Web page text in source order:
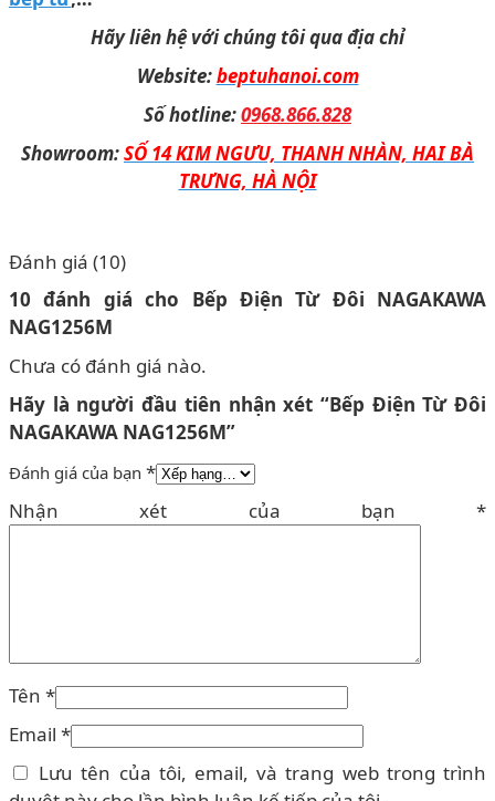
Hãy liên hệ với chúng tôi qua địa chỉ
Website:beptuhanoi.com
Số hotline:0968.866.828
Showroom:SỐ 14 KIM NGƯU, THANH NHÀN, HAI BÀ
TRƯNG, HÀ NỘI
Đánh giá (10)
10 đánh giá cho Bếp Điện Từ Đôi NAGAKAWA
NAG1256M
Chưa có đánh giá nào.
Hãy là người đầu tiên nhận xét “Bếp Điện Từ Đôi
NAGAKAWA NAG1256M”
Đánh giá của bạn *
Nhận xét của bạn *
Tên *
Email *
Lưu tên của tôi, email, và trang web trong trình